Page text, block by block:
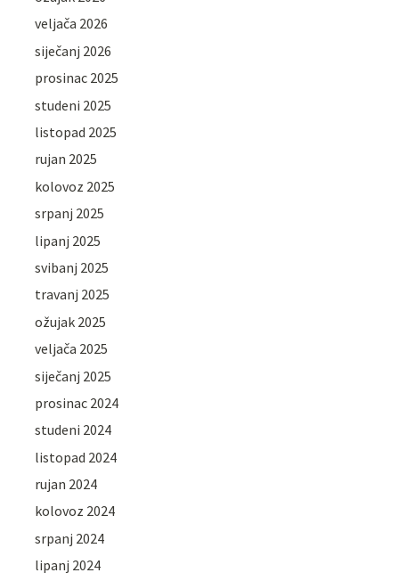
veljača 2026
siječanj 2026
prosinac 2025
studeni 2025
listopad 2025
rujan 2025
kolovoz 2025
srpanj 2025
lipanj 2025
svibanj 2025
travanj 2025
ožujak 2025
veljača 2025
siječanj 2025
prosinac 2024
studeni 2024
listopad 2024
rujan 2024
kolovoz 2024
srpanj 2024
lipanj 2024